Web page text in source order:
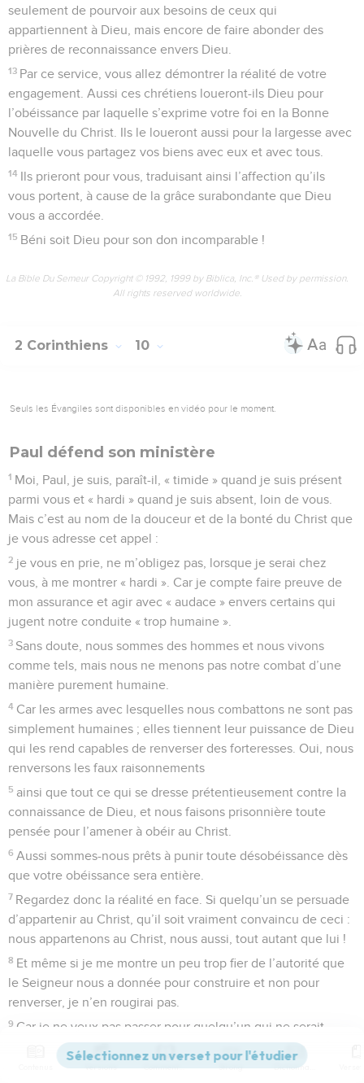
seulement de pourvoir aux besoins de ceux qui
appartiennent à Dieu, mais encore de faire abonder des
prières de reconnaissance envers Dieu.
13 Par ce service, vous allez démontrer la réalité de votre
engagement. Aussi ces chrétiens loueront-ils Dieu pour
l’obéissance par laquelle s’exprime votre foi en la Bonne
Nouvelle du Christ. Ils le loueront aussi pour la largesse avec
laquelle vous partagez vos biens avec eux et avec tous.
14 Ils prieront pour vous, traduisant ainsi l’affection qu’ils
vous portent, à cause de la grâce surabondante que Dieu
vous a accordée.
15 Béni soit Dieu pour son don incomparable !
La Bible Du Semeur Copyright © 1992, 1999 by Biblica, Inc.® Used by permission.
All rights reserved worldwide.
2 Corinthiens 10
Seuls les Évangiles sont disponibles en vidéo pour le moment.
Paul défend son ministère
1 Moi, Paul, je suis, paraît-il, « timide » quand je suis présent
parmi vous et « hardi » quand je suis absent, loin de vous.
Mais c’est au nom de la douceur et de la bonté du Christ que
je vous adresse cet appel :
2 je vous en prie, ne m’obligez pas, lorsque je serai chez
vous, à me montrer « hardi ». Car je compte faire preuve de
mon assurance et agir avec « audace » envers certains qui
jugent notre conduite « trop humaine ».
3 Sans doute, nous sommes des hommes et nous vivons
comme tels, mais nous ne menons pas notre combat d’une
manière purement humaine.
4 Car les armes avec lesquelles nous combattons ne sont pas
simplement humaines ; elles tiennent leur puissance de Dieu
qui les rend capables de renverser des forteresses. Oui, nous
renversons les faux raisonnements
5 ainsi que tout ce qui se dresse prétentieusement contre la
connaissance de Dieu, et nous faisons prisonnière toute
pensée pour l’amener à obéir au Christ.
6 Aussi sommes-nous prêts à punir toute désobéissance dès
que votre obéissance sera entière.
7 Regardez donc la réalité en face. Si quelqu’un se persuade
d’appartenir au Christ, qu’il soit vraiment convaincu de ceci :
nous appartenons au Christ, nous aussi, tout autant que lui !
8 Et même si je me montre un peu trop fier de l’autorité que
le Seigneur nous a donnée pour construire et non pour
renverser, je n’en rougirai pas.
9 Car je ne veux pas passer pour quelqu’un qui ne serait
capable d’intimider que par des lettres, comme on le
prétend :
Versions Commentaires Strong